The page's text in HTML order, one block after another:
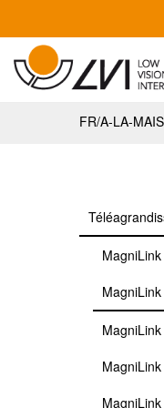
FR/A-LA-
MagniLink
MagniLink